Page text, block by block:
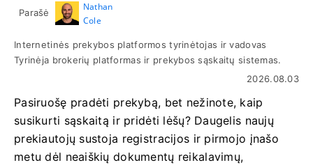
Parašė
Nathan
Cole
Internetinės prekybos platformos tyrinėtojas ir vadovas
Tyrinėja brokerių platformas ir prekybos sąskaitų sistemas.
2026.08.03
Pasiruošę pradėti prekybą, bet nežinote, kaip
susikurti sąskaitą ir pridėti lėšų? Daugelis naujų
prekiautojų sustoja registracijos ir pirmojo įnašo
metu dėl neaiškių dokumentų reikalavimų,